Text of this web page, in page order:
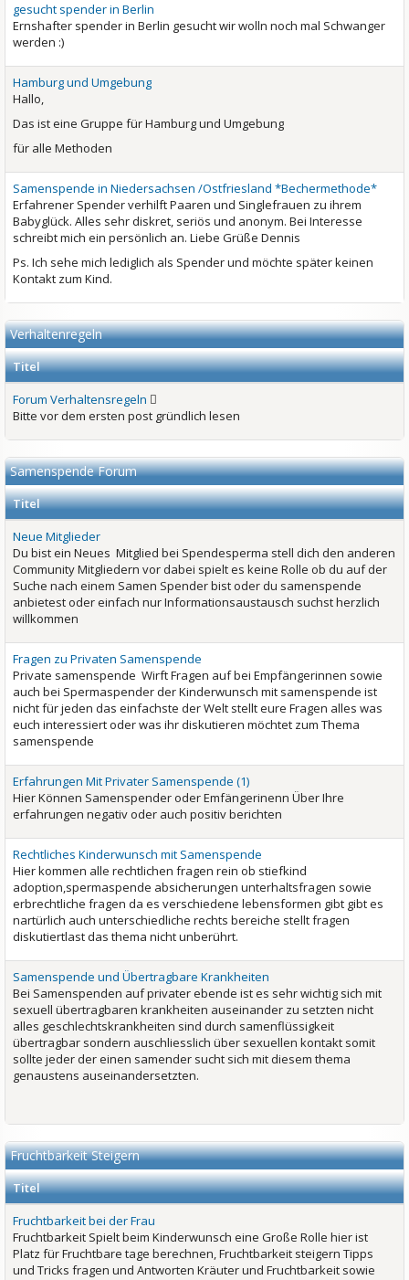
gesucht spender in Berlin
Ernshafter spender in Berlin gesucht wir wolln noch mal Schwanger
werden :)
Hamburg und Umgebung
Hallo,
Das ist eine Gruppe für Hamburg und Umgebung
für alle Methoden
Samenspende in Niedersachsen /Ostfriesland *Bechermethode*
Erfahrener Spender verhilft Paaren und Singlefrauen zu ihrem
Babyglück. Alles sehr diskret, seriös und anonym. Bei Interesse
schreibt mich ein persönlich an. Liebe Grüße Dennis
Ps. Ich sehe mich lediglich als Spender und möchte später keinen
Kontakt zum Kind.
Verhaltenregeln
Titel
Forum Verhaltensregeln
Bitte vor dem ersten post gründlich lesen
Samenspende Forum
Titel
Neue Mitglieder
Du bist ein Neues Mitglied bei Spendesperma stell dich den anderen
Community Mitgliedern vor dabei spielt es keine Rolle ob du auf der
Suche nach einem Samen Spender bist oder du samenspende
anbietest oder einfach nur Informationsaustausch suchst herzlich
willkommen
Fragen zu Privaten Samenspende
Private samenspende Wirft Fragen auf bei Empfängerinnen sowie
auch bei Spermaspender der Kinderwunsch mit samenspende ist
nicht für jeden das einfachste der Welt stellt eure Fragen alles was
euch interessiert oder was ihr diskutieren möchtet zum Thema
samenspende
Erfahrungen Mit Privater Samenspende (1)
Hier Können Samenspender oder Emfängerinenn Über Ihre
erfahrungen negativ oder auch positiv berichten
Rechtliches Kinderwunsch mit Samenspende
Hier kommen alle rechtlichen fragen rein ob stiefkind
adoption,spermaspende absicherungen unterhaltsfragen sowie
erbrechtliche fragen da es verschiedene lebensformen gibt gibt es
nartürlich auch unterschiedliche rechts bereiche stellt fragen
diskutiertlast das thema nicht unberührt.
Samenspende und Übertragbare Krankheiten
Bei Samenspenden auf privater ebende ist es sehr wichtig sich mit
sexuell übertragbaren krankheiten auseinander zu setzten nicht
alles geschlechtskrankheiten sind durch samenflüssigkeit
übertragbar sondern auschliesslich über sexuellen kontakt somit
sollte jeder der einen samender sucht sich mit diesem thema
genaustens auseinandersetzten.
Fruchtbarkeit Steigern
Titel
Fruchtbarkeit bei der Frau
Fruchtbarkeit Spielt beim Kinderwunsch eine Große Rolle hier ist
Platz für Fruchtbare tage berechnen, Fruchtbarkeit steigern Tipps
und Tricks fragen und Antworten Kräuter und Fruchtbarkeit sowie